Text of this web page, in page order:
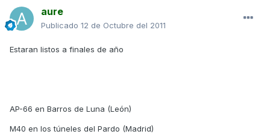
aure
Publicado 12 de Octubre del 2011
Estaran listos a finales de año
AP-66 en Barros de Luna (León)
M40 en los túneles del Pardo (Madrid)